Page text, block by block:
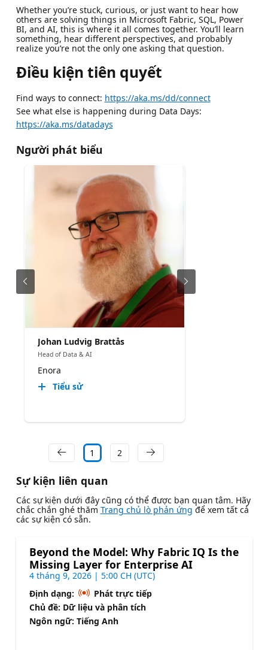
Whether you’re stuck, curious, or just want to hear how
others are solving things in Microsoft Fabric, SQL, Power
BI, and AI, this is where it all comes together. You’ll learn
something, hear different perspectives, and probably
realize you’re not the only one asking that question.
Điều kiện tiên quyết
Find ways to connect: https://aka.ms/dd/connect
See what else is happening during Data Days:
https://aka.ms/datadays
Người phát biểu
Johan Ludvig Brattås
Head of Data & AI
Enora
Tiểu sử
1 2
Sự kiện liên quan
Các sự kiện dưới đây cũng có thể được bạn quan tâm. Hãy
chắc chắn ghé thăm Trang chủ lò phản ứng để xem tất cả
các sự kiện có sẵn.
Beyond the Model: Why Fabric IQ Is the
Missing Layer for Enterprise AI
4 tháng 9, 2026 | 5:00 CH (UTC)
Định dạng:
Phát trực tiếp
Chủ đề: Dữ liệu và phân tích
Ngôn ngữ: Tiếng Anh